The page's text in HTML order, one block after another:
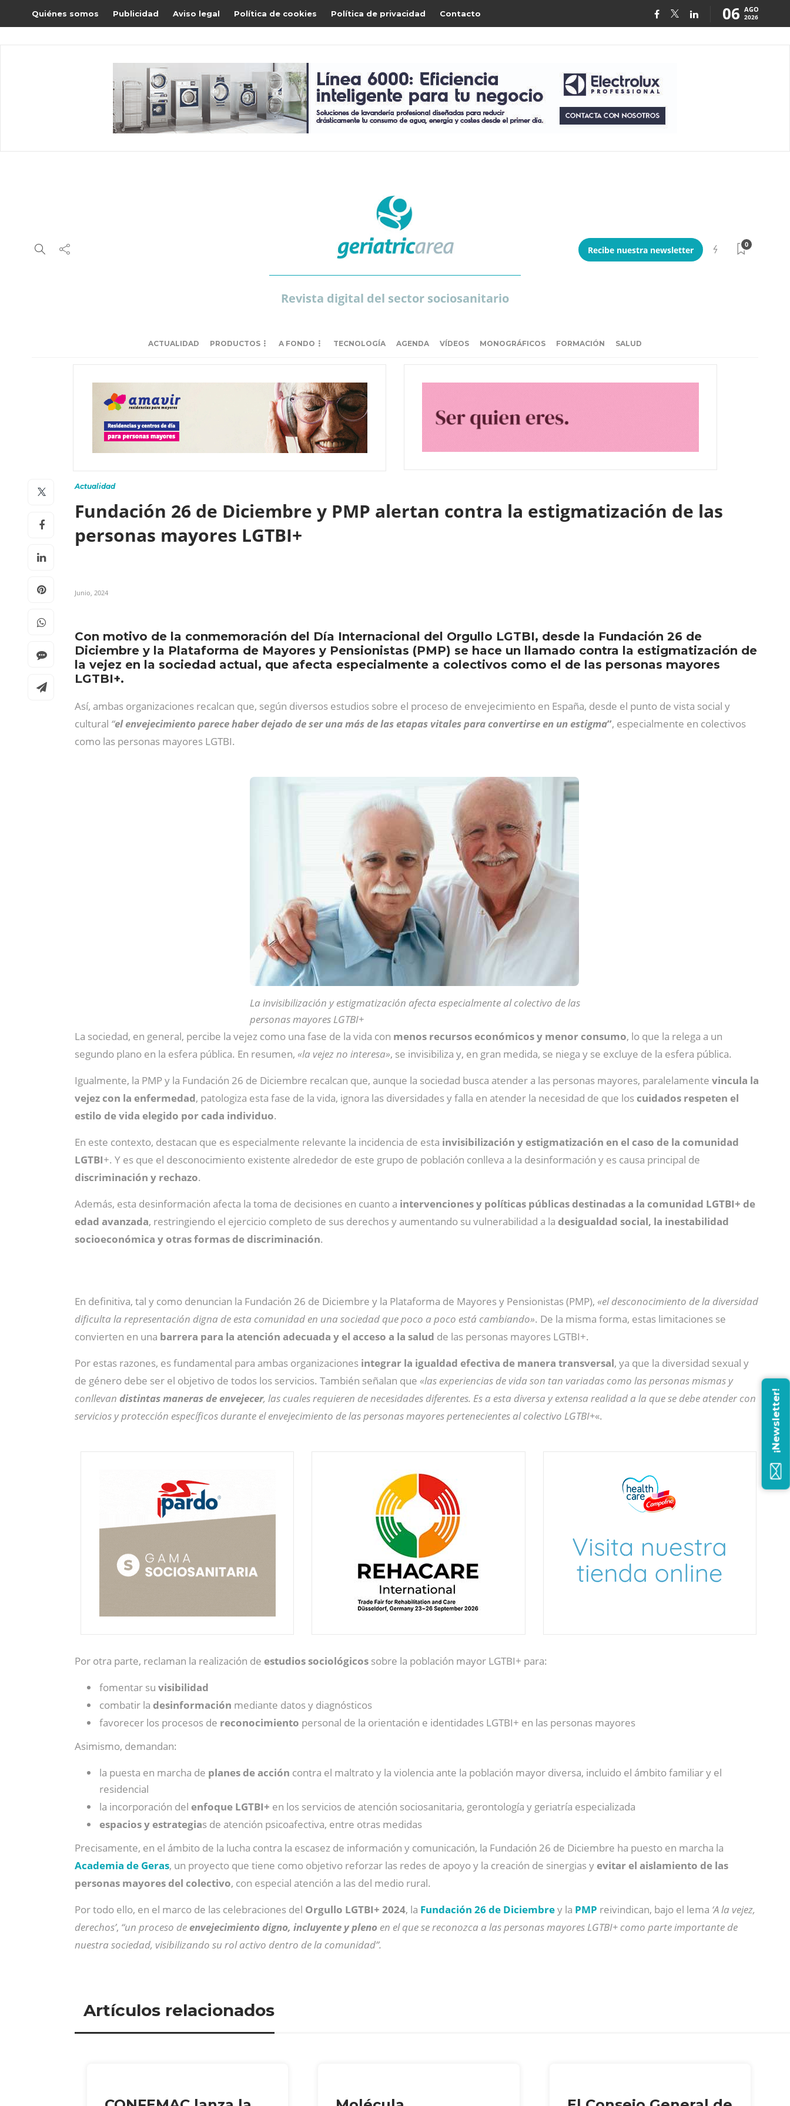
Quiénes somos Publicidad Aviso legal Política de cookies Política de privacidad Contacto 06 AGO
2026
Revista digital del sector sociosanitario
Recibe nuestra newsletter
0
ACTUALIDAD PRODUCTOS A FONDO TECNOLOGÍA AGENDA VÍDEOS MONOGRÁFICOS FORMACIÓN SALUD
Actualidad
Fundación 26 de Diciembre y PMP alertan contra la estigmatización de las
personas mayores LGTBI+
Junio, 2024
Con motivo de la conmemoración del Día Internacional del Orgullo LGTBI, desde la Fundación 26 de
Diciembre y la Plataforma de Mayores y Pensionistas (PMP) se hace un llamado contra la estigmatización de
la vejez en la sociedad actual, que afecta especialmente a colectivos como el de las personas mayores
LGTBI+.
Así, ambas organizaciones recalcan que, según diversos estudios sobre el proceso de envejecimiento en España, desde el punto de vista social y
cultural “el envejecimiento parece haber dejado de ser una más de las etapas vitales para convertirse en un estigma”, especialmente en colectivos
como las personas mayores LGTBI.
La invisibilización y estigmatización afecta especialmente al colectivo de las
personas mayores LGTBI+
La sociedad, en general, percibe la vejez como una fase de la vida con menos recursos económicos y menor consumo, lo que la relega a un
segundo plano en la esfera pública. En resumen, «la vejez no interesa», se invisibiliza y, en gran medida, se niega y se excluye de la esfera pública.
Igualmente, la PMP y la Fundación 26 de Diciembre recalcan que, aunque la sociedad busca atender a las personas mayores, paralelamente vincula la
vejez con la enfermedad, patologiza esta fase de la vida, ignora las diversidades y falla en atender la necesidad de que loscuidados respeten el
estilo de vida elegido por cada individuo.
En este contexto, destacan que es especialmente relevante la incidencia de esta invisibilización y estigmatización en el caso de la comunidad
LGTBI+. Y es que el desconocimiento existente alrededor de este grupo de población conlleva a la desinformación y es causa principal de
discriminación y rechazo.
Además, esta desinformación afecta la toma de decisiones en cuanto a intervenciones y políticas públicas destinadas a la comunidad LGTBI+ de
edad avanzada, restringiendo el ejercicio completo de sus derechos y aumentando su vulnerabilidad a la desigualdad social, la inestabilidad
socioeconómica y otras formas de discriminación.
En definitiva, tal y como denuncian la Fundación 26 de Diciembre y la Plataforma de Mayores y Pensionistas (PMP), «el desconocimiento de la diversidad
dificulta la representación digna de esta comunidad en una sociedad que poco a poco está cambiando». De la misma forma, estas limitaciones se
convierten en una barrera para la atención adecuada y el acceso a la salud de las personas mayores LGTBI+.
Por estas razones, es fundamental para ambas organizaciones integrar la igualdad efectiva de manera transversal, ya que la diversidad sexual y
de género debe ser el objetivo de todos los servicios. También señalan que «las experiencias de vida son tan variadas como las personas mismas y
conllevan distintas maneras de envejecer, las cuales requieren de necesidades diferentes. Es a esta diversa y extensa realidad a la que se debe atender con
servicios y protección específicos durante el envejecimiento de las personas mayores pertenecientes al colectivo LGTBI+«.
Por otra parte, reclaman la realización de estudios sociológicos sobre la población mayor LGTBI+ para:
fomentar su visibilidad
combatir la desinformación mediante datos y diagnósticos
favorecer los procesos de reconocimiento personal de la orientación e identidades LGTBI+ en las personas mayores
Asimismo, demandan:
la puesta en marcha de planes de acción contra el maltrato y la violencia ante la población mayor diversa, incluido el ámbito familiar y el
residencial
la incorporación del enfoque LGTBI+ en los servicios de atención sociosanitaria, gerontología y geriatría especializada
espacios y estrategias de atención psicoafectiva, entre otras medidas
Precisamente, en el ámbito de la lucha contra la escasez de información y comunicación, la Fundación 26 de Diciembre ha puesto en marcha la
Academia de Geras, un proyecto que tiene como objetivo reforzar las redes de apoyo y la creación de sinergias yevitar el aislamiento de las
personas mayores del colectivo, con especial atención a las del medio rural.
Por todo ello, en el marco de las celebraciones del Orgullo LGTBI+ 2024, la Fundación 26 de Diciembrey la PMP reivindican, bajo el lema ‘A la vejez,
derechos’, “un proceso deenvejecimiento digno, incluyente y pleno en el que se reconozca a las personas mayores LGTBI+ como parte importante de
nuestra sociedad, visibilizando su rol activo dentro de la comunidad”.
Artículos relacionados
¡Newsletter!